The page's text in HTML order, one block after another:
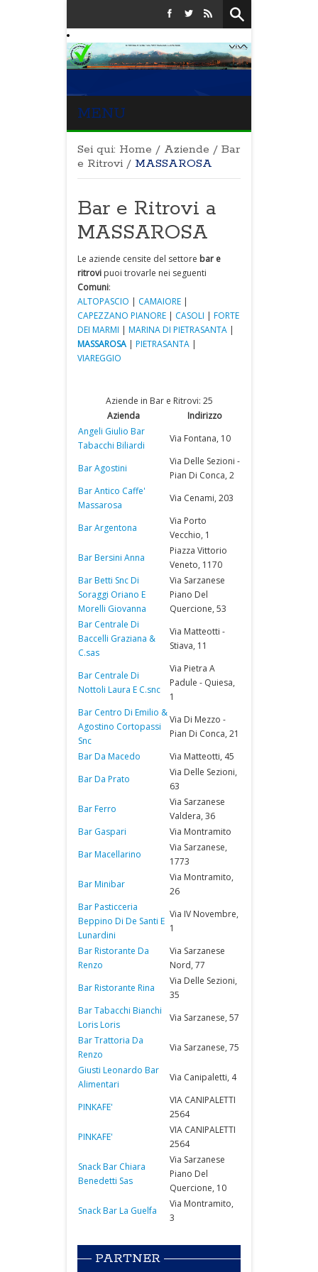
MENU
Sei qui: Home / Aziende / Bar
e Ritrovi / MASSAROSA
Bar e Ritrovi a
MASSAROSA
Le aziende censite del settore bar e
ritrovi puoi trovarle nei seguenti
Comuni:
ALTOPASCIO | CAMAIORE |
CAPEZZANO PIANORE | CASOLI | FORTE
DEI MARMI | MARINA DI PIETRASANTA |
MASSAROSA | PIETRASANTA |
VIAREGGIO
Aziende in Bar e Ritrovi: 25
Azienda
Indirizzo
Angeli Giulio Bar
Tabacchi Biliardi
Via Fontana, 10
Bar Agostini
Via Delle Sezioni -
Pian Di Conca, 2
Bar Antico Caffe'
Massarosa
Via Cenami, 203
Bar Argentona
Via Porto
Vecchio, 1
Bar Bersini Anna
Piazza Vittorio
Veneto, 1170
Bar Betti Snc Di
Soraggi Oriano E
Morelli Giovanna
Via Sarzanese
Piano Del
Quercione, 53
Bar Centrale Di
Baccelli Graziana &
C.sas
Via Matteotti -
Stiava, 11
Bar Centrale Di
Nottoli Laura E C.snc
Via Pietra A
Padule - Quiesa,
1
Bar Centro Di Emilio &
Agostino Cortopassi
Snc
Via Di Mezzo -
Pian Di Conca, 21
Bar Da Macedo
Via Matteotti, 45
Bar Da Prato
Via Delle Sezioni,
63
Bar Ferro
Via Sarzanese
Valdera, 36
Bar Gaspari
Via Montramito
Bar Macellarino
Via Sarzanese,
1773
Bar Minibar
Via Montramito,
26
Bar Pasticceria
Beppino Di De Santi E
Lunardini
Via IV Novembre,
1
Bar Ristorante Da
Renzo
Via Sarzanese
Nord, 77
Bar Ristorante Rina
Via Delle Sezioni,
35
Bar Tabacchi Bianchi
Loris Loris
Via Sarzanese, 57
Bar Trattoria Da
Renzo
Via Sarzanese, 75
Giusti Leonardo Bar
Alimentari
Via Canipaletti, 4
PINKAFE'
VIA CANIPALETTI
2564
PINKAFE'
VIA CANIPALETTI
2564
Snack Bar Chiara
Benedetti Sas
Via Sarzanese
Piano Del
Quercione, 10
Snack Bar La Guelfa
Via Montramito,
3
PARTNER